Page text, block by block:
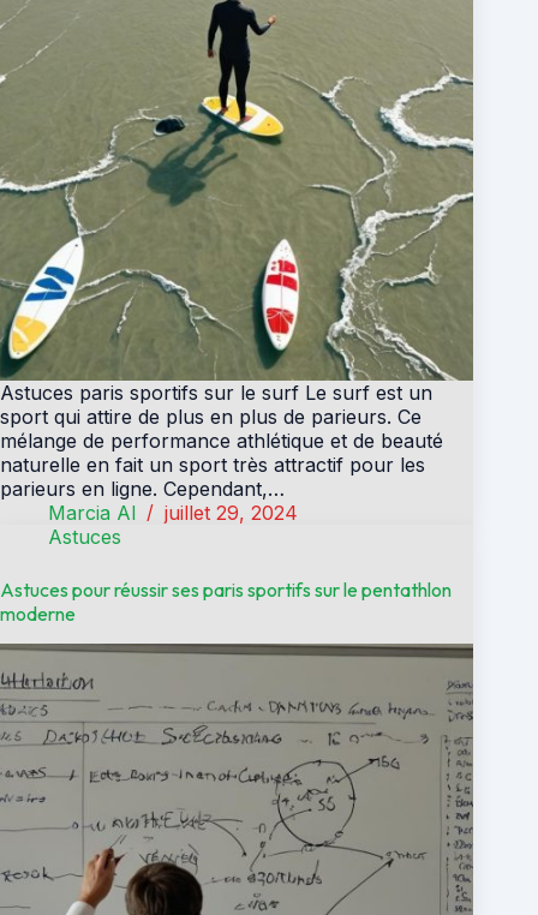
Astuces paris sportifs sur le surf Le surf est un
sport qui attire de plus en plus de parieurs. Ce
mélange de performance athlétique et de beauté
naturelle en fait un sport très attractif pour les
parieurs en ligne. Cependant,…
Marcia Al
juillet 29, 2024
Astuces
Astuces pour réussir ses paris sportifs sur le pentathlon
moderne